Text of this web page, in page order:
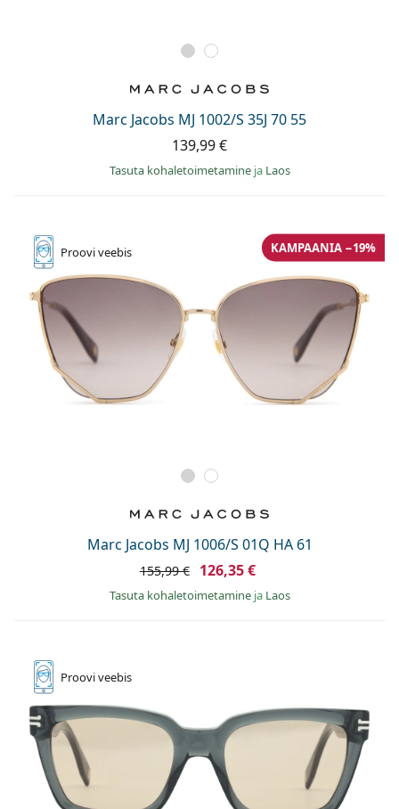
Marc Jacobs MJ 1002/S 35J 70 55
139,99 €
Tasuta kohaletoimetamine ja Laos
Prooviveebis
Marc Jacobs MJ 1006/S 01Q HA 61
KAMPAANIA −19%
155,99 € 126,35 €
Tasuta kohaletoimetamine ja Laos
Prooviveebis